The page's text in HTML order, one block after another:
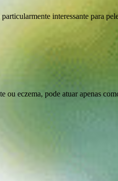
interessante para
ou eczema, pode atuar apenas